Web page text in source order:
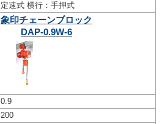
定速式 横行：手押式
象印チェーンブロック
DAP-0.9W-6
0.9
200